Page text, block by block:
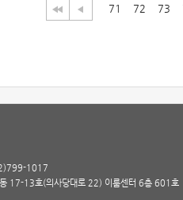
71 72 73
1017
17-13호(의사당대로 22) 이룸센터 6층 601호